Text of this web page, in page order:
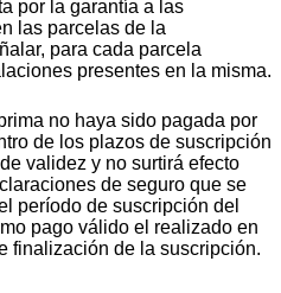
por la garantía a las
las parcelas de la
para cada parcela
presentes en la misma.
no haya sido pagada por
de los plazos de suscripción
validez y no surtirá efecto
de seguro que se
período de suscripción del
pago válido el realizado en
finalización de la suscripción.